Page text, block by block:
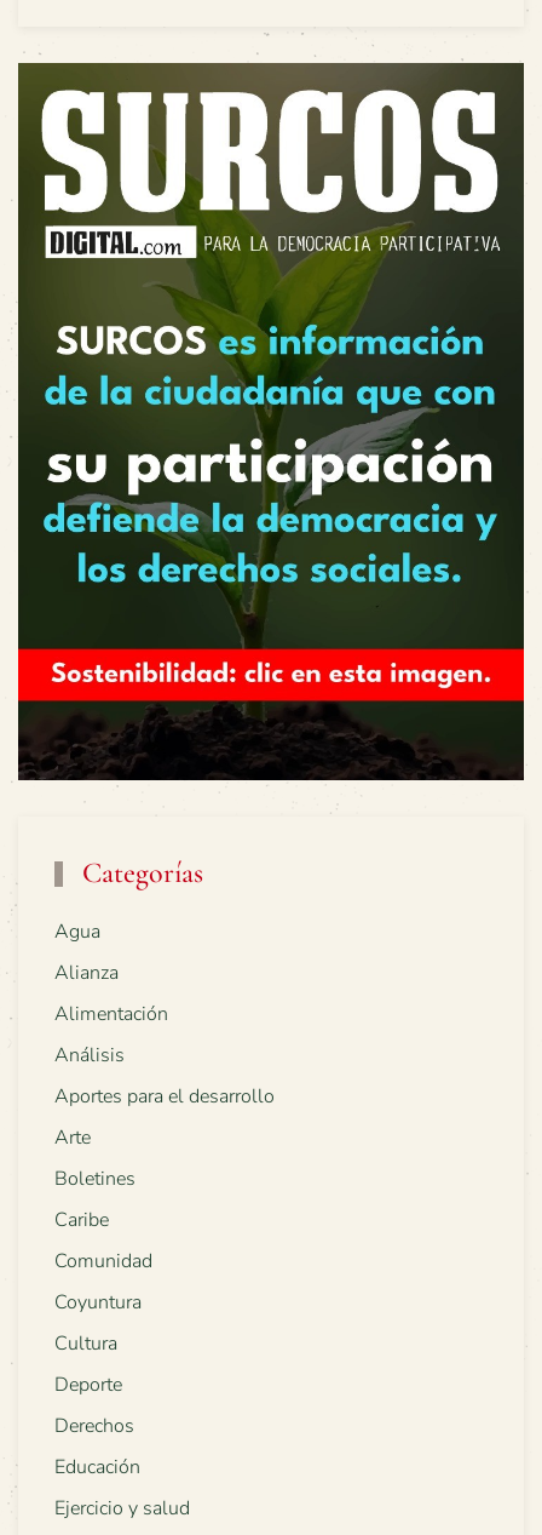
Categorías
Agua
Alianza
Alimentación
Análisis
Aportes para el desarrollo
Arte
Boletines
Caribe
Comunidad
Coyuntura
Cultura
Deporte
Derechos
Educación
Ejercicio y salud